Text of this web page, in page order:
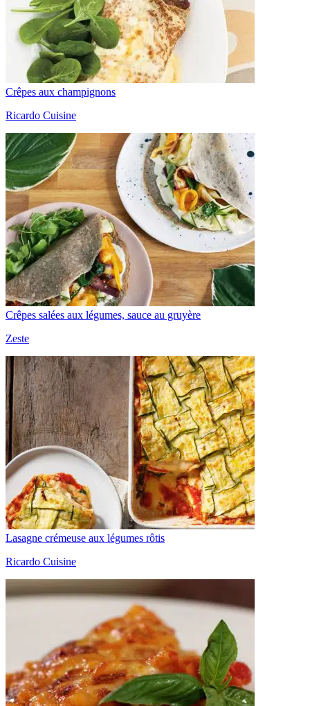
Crêpes aux champignons
Ricardo Cuisine
Crêpes salées aux légumes, sauce au gruyère
Zeste
Lasagne crémeuse aux légumes rôtis
Ricardo Cuisine